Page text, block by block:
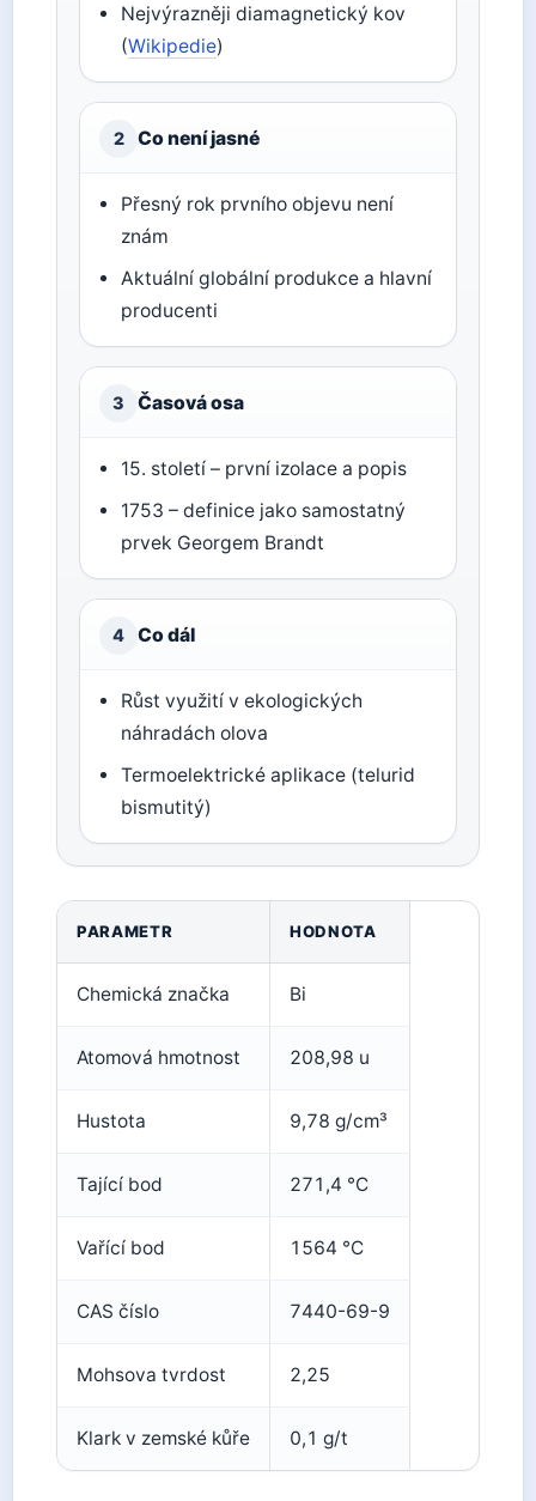
Nejvýrazněji diamagnetický kov
(Wikipedie)
2 Co není jasné
Přesný rok prvního objevu není
znám
Aktuální globální produkce a hlavní
producenti
3 Časová osa
15. století – první izolace a popis
1753 – definice jako samostatný
prvek Georgem Brandt
4 Co dál
Růst využití v ekologických
náhradách olova
Termoelektrické aplikace (telurid
bismutitý)
PARAMETR HODNOTA
Chemická značka Bi
Atomová hmotnost 208,98 u
Hustota 9,78 g/cm³
Tající bod 271,4 °C
Vařící bod 1564 °C
CAS číslo 7440-69-9
Mohsova tvrdost 2,25
Klark v zemské kůře 0,1 g/t